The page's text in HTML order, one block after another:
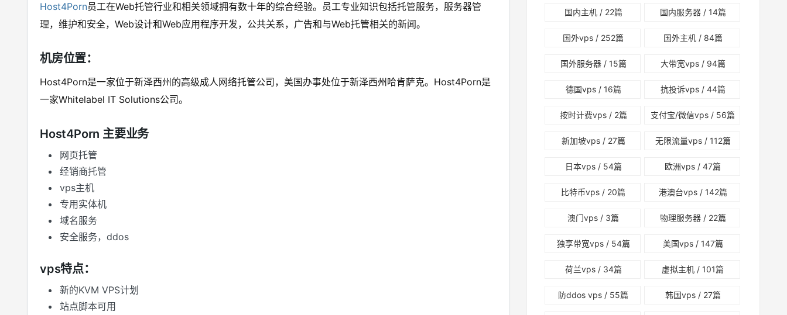
Host4Porn员工在Web托管行业和相关领域拥有数十年的综合经验。员工专业知识包括托管服务，服务器管
理，维护和安全，Web设计和Web应用程序开发，公共关系，广告和与Web托管相关的新闻。
机房位置：
Host4Porn是一家位于新泽西州的高级成人网络托管公司，美国办事处位于新泽西州哈肯萨克。Host4Porn是
一家Whitelabel IT Solutions公司。
Host4Porn 主要业务
网页托管
经销商托管
vps主机
专用实体机
域名服务
安全服务，ddos
vps特点：
新的KVM VPS计划
站点脚本可用
国内主机/ 22篇 国内服务器/ 14篇
国外vps / 252篇 国外主机/ 84篇
国外服务器/ 15篇 大带宽vps/ 94篇
德国vps/ 16篇 抗投诉vps/ 44篇
按时计费vps/ 2篇 支付宝/微信vps / 56篇
新加坡vps/ 27篇 无限流量vps/ 112篇
日本vps/ 54篇 欧洲vps / 47篇
比特币vps / 20篇 港澳台vps/ 142篇
澳门vps / 3篇 物理服务器/ 22篇
独享带宽vps/ 54篇 美国vps/ 147篇
荷兰vps/ 34篇 虚拟主机 / 101篇
防ddos vps / 55篇 韩国vps/ 27篇